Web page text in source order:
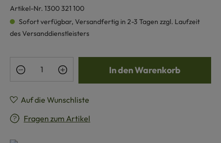
Artikel-Nr. 1300 321 100
Sofort verfügbar, Versandfertig in 2-3 Tagen zzgl. Laufzeit
des Versanddienstleisters
Produkt Anzahl: Gib den gewünschten
In den Warenkorb
Auf die Wunschliste
Fragen zum Artikel